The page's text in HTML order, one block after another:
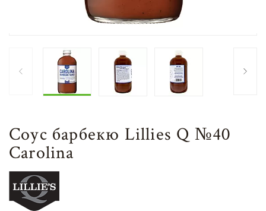
Соус барбекю Lillies Q №40
Carolina